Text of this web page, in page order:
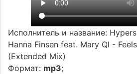
Исполнитель и название:
Hanna Finsen feat. Mary Ql -
(Extended Mix)
Формат: mp3;